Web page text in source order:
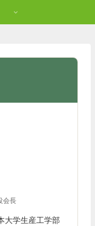
会長
大学生産工学部